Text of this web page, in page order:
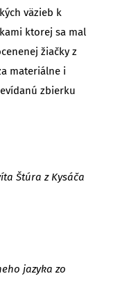
väzieb k
ktorej sa mal
žiačky z
materiálne i
zbierku
Štúra z Kysáča
jazyka zo